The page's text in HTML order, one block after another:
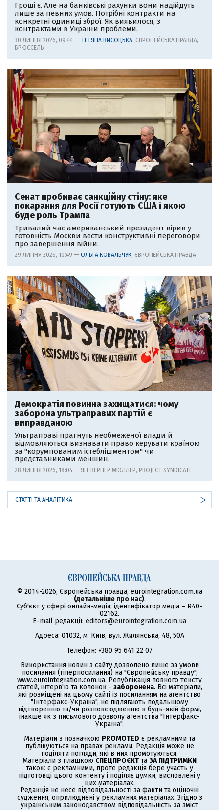
Гроші є. Але на банківські рахунки вони надійдуть
лише за певних умов. Потрібні контракти на
конкретні одиниці зброї. Як виявилося, з
контрактами в України проблеми.
30 ЛИПНЯ 2026, 09:44 — ТЕТЯНА ВИСОЦЬКА, ЄВРОПЕЙСЬКА ПРАВДА,
БРЮССЕЛЬ
Сенат пробиває санкційну стіну: яке
покарання для Росії готують США і якою
буде роль Трампа
Тривалий час американський президент вірив у
готовність Москви вести конструктивні переговори
про завершення війни.
29 ЛИПНЯ 2026, 10:49 — ОЛЬГА КОВАЛЬЧУК, ЄВРОПЕЙСЬКА ПРАВДА
Демократія повинна захищатися: чому
заборона ультраправих партій є
виправданою
Ультраправі прагнуть необмеженої влади й
відмовляються визнавати право керувати країною
за "корумпованим істеблішментом" чи
представниками меншин.
28 ЛИПНЯ 2026, 18:04 — ЯН-ВЕРНЕР МЮЛЛЕР, PROJECT SYNDICATE
СТАТТІ ТА АНАЛІТИКА
© 2014-2026, Європейська правда, eurointegration.com.ua
(детальніше про нас).
Суб'єкт у сфері онлайн-медіа; ідентифікатор медіа – R40-
02162.
E-mail редакції: editors@eurointegration.com.ua
Адреса: 01032, м. Київ, вул. Жилянська, 48, 50А
Телефон: +380 95 641 22 07
Використання новин з сайту дозволено лише за умови
посилання (гіперпосилання) на "Європейську правду",
www.eurointegration.com.ua. Републікація повного тексту
статей, інтерв'ю та колонок - заборонена. Всі матеріали,
які розміщені на цьому сайті із посиланням на агентство
"Інтерфакс-Україна", не підлягають подальшому
відтворенню та/чи розповсюдженню в будь-якій формі,
інакше як з письмового дозволу агентства "Інтерфакс-
Україна".
Матеріали з позначкою PROMOTED є рекламними та
публікуються на правах реклами. Редакція може не
поділяти погляди, які в них промотуються.
Матеріали з плашкою СПЕЦПРОЄКТ та ЗА ПІДТРИМКИ
також є рекламними, проте редакція бере участь у
підготовці цього контенту і поділяє думки, висловлені у
цих матеріалах.
Редакція не несе відповідальності за факти та оціночні
судження, оприлюднені у рекламних матеріалах. Згідно з
українським законодавством відповідальність за зміст